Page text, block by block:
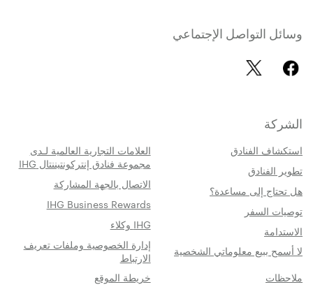
وسائل التواصل الإجتماعي
الشركة
استكشاف الفنادق
العلامات التجارية العالمية لـدى
مجموعة فنادق إنتركونتيننتال IHG
تطوير الفنادق
الاتصال بالجهة المشاركة
هل تحتاج إلى مساعدة؟
IHG Business Rewards
توصيات السفر
IHG وكلاء
الاستدامة
إدارة الخصوصية وملفات تعريف
الارتباط
لا أسمح ببيع معلوماتي الشخصية
خريطة الموقع
ملاحظات